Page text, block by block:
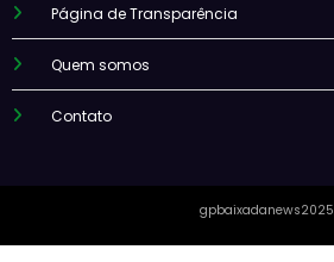
Página de Transparência
Quem somos
Contato
gpbaixadanews2025